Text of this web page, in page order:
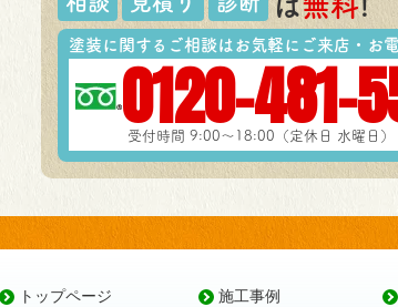
は無料!
塗装に関するご相談はお気軽にご来店・お
0120-481-
受付時間 9:00～18:00（定休日 水曜日）
トップページ
施工事例